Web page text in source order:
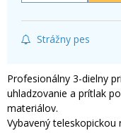
Strážny pes
Profesionálny 3-dielny
uhladzovanie a prítlak
materiálov.
Vybavený